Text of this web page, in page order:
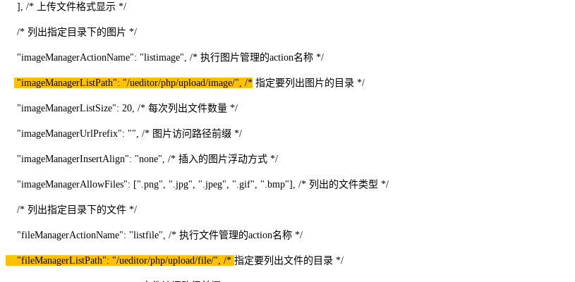
], /* 上传文件格式显示 */
/* 列出指定目录下的图片 */
"imageManagerActionName": "listimage", /* 执行图片管理的action名称 */
"imageManagerListPath": "/ueditor/php/upload/image/", /* 指定要列出图片的目录 */
"imageManagerListSize": 20, /* 每次列出文件数量 */
"imageManagerUrlPrefix": "", /* 图片访问路径前缀 */
"imageManagerInsertAlign": "none", /* 插入的图片浮动方式 */
"imageManagerAllowFiles": [".png", ".jpg", ".jpeg", ".gif", ".bmp"], /* 列出的文件类型 */
/* 列出指定目录下的文件 */
"fileManagerActionName": "listfile", /* 执行文件管理的action名称 */
"fileManagerListPath": "/ueditor/php/upload/file/", /* 指定要列出文件的目录 */